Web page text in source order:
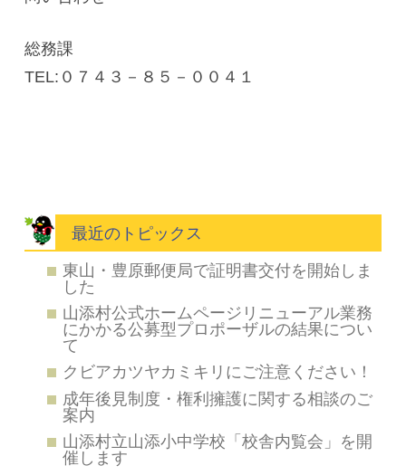
総務課
TEL:０７４３－８５－００４１
最近のトピックス
東山・豊原郵便局で証明書交付を開始しま
した
山添村公式ホームページリニューアル業務
にかかる公募型プロポーザルの結果につい
て
クビアカツヤカミキリにご注意ください！
成年後見制度・権利擁護に関する相談のご
案内
山添村立山添小中学校「校舎内覧会」を開
催します